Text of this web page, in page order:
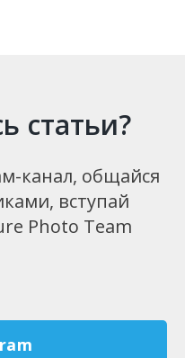
статьи?
канал, общайся
вступай
Photo Team